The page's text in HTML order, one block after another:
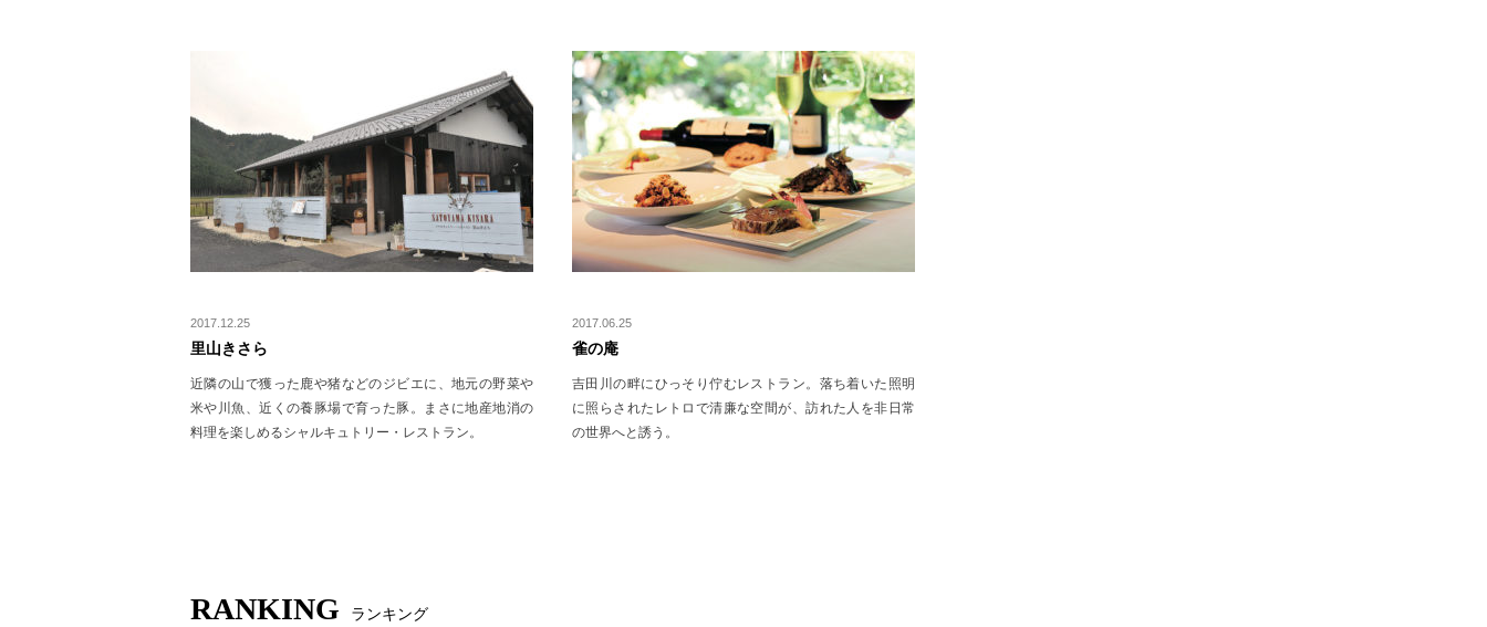
2017.12.25
里山きさら
近隣の山で獲った鹿や猪などのジビエに、地元の野菜や
米や川魚、近くの養豚場で育った豚。まさに地産地消の
料理を楽しめるシャルキュトリー・レストラン。
2017.06.25
雀の庵
吉田川の畔にひっそり佇むレストラン。落ち着いた照明
に照らされたレトロで清廉な空間が、訪れた人を非日常
の世界へと誘う。
RANKING ランキング